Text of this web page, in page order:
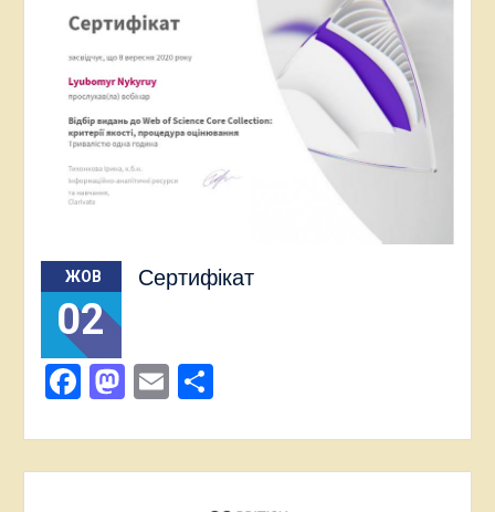
ЖОВ
02
Сертифікат
Facebook
Mastodon
EmailПоділитися